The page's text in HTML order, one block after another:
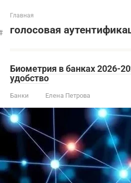
Главная
голосовая
Биометрия в банках 2026-
удобство
Банки Елена Петрова